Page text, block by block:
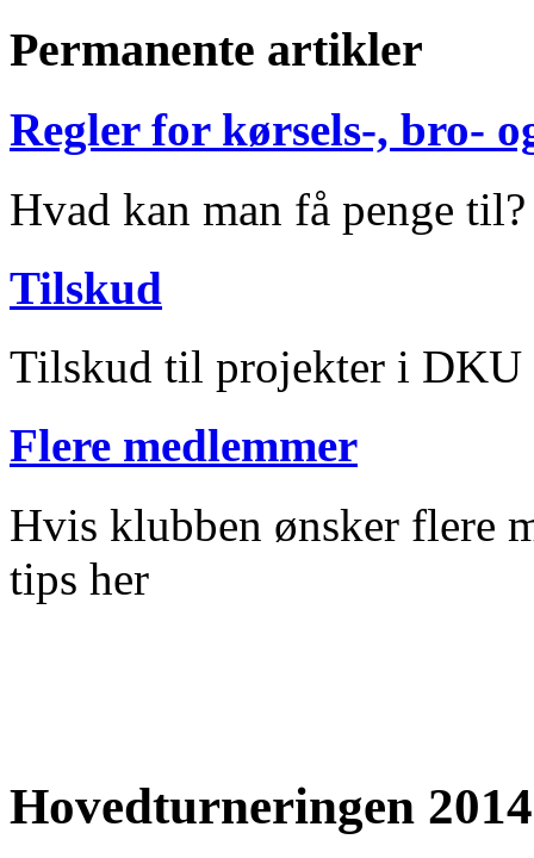
Permanente artikler
Regler for kørsels-, bro-
Hvad kan man få penge til?
Tilskud
Tilskud til projekter i DKU
Flere medlemmer
Hvis klubben ønsker flere
tips her
Hovedturneringen